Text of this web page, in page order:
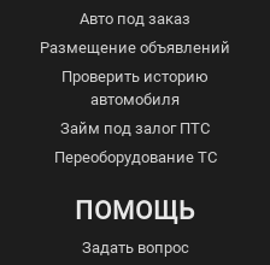
Авто под заказ
Размещение объявлений
Проверить историю
автомобиля
Займ под залог ПТС
Переоборудование ТС
ПОМОЩЬ
Задать вопрос